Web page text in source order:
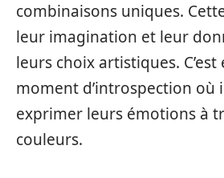
combinaisons uniques.
leur imagination et leur
leurs choix artistiques.
moment d’introspection où
exprimer leurs émotions à
couleurs.